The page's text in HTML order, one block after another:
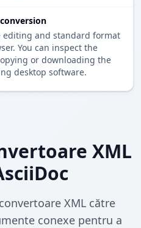
editing and standard format
You can inspect the
or downloading the
desktop software.
XML
XML către
conexe pentru a